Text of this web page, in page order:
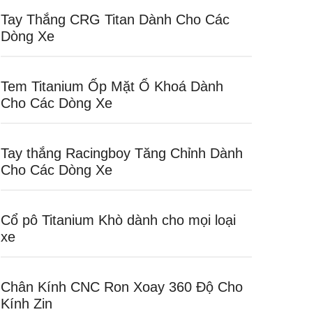
Tay Thắng CRG Titan Dành Cho Các
Dòng Xe
Tem Titanium Ốp Mặt Ổ Khoá Dành
Cho Các Dòng Xe
Tay thắng Racingboy Tăng Chỉnh Dành
Cho Các Dòng Xe
Cổ pô Titanium Khò dành cho mọi loại
xe
Chân Kính CNC Ron Xoay 360 Độ Cho
Kính Zin